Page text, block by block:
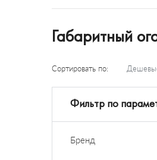
Габаритный
Сортировать по:
Фильтр по
Бренд